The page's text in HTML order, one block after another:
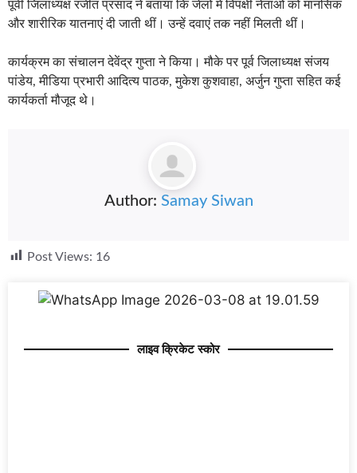
पूर्वी जिलाध्यक्ष रंजीत प्रसाद ने बताया कि जेलों में विपक्षी नेताओं को मानसिक
और शारीरिक यातनाएं दी जाती थीं। उन्हें दवाएं तक नहीं मिलती थीं।
कार्यक्रम का संचालन देवेंद्र गुप्ता ने किया। मौके पर पूर्व जिलाध्यक्ष संजय
पांडेय, मीडिया प्रभारी आदित्य पाठक, मुकेश कुशवाहा, अर्जुन गुप्ता सहित कई
कार्यकर्ता मौजूद थे।
Author: Samay Siwan
Post Views: 16
लाइव क्रिकेट स्कोर